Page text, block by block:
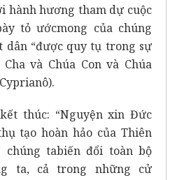
hành hương tham dự cuộc
tỏ ướcmong của chúng
dân “được quy tụ trong sự
và Chúa Con và Chúa
thúc: “Nguyện xin Đức
tạo hoàn hảo của Thiên
chúng tabiến đổi toàn bộ
ta, cả trong những cử